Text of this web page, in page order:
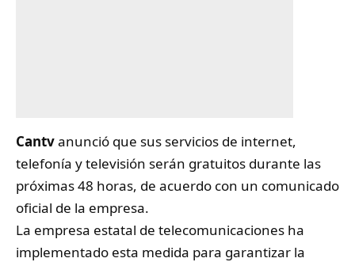
Cantvanunció que sus servicios de internet,
telefonía y televisión serán gratuitos durante las
próximas 48 horas, de acuerdo con un comunicado
oficial de la empresa.
La empresa estatal de telecomunicaciones ha
implementado esta medida para garantizar la